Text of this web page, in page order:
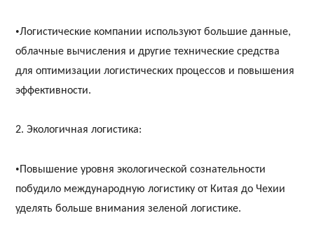
•Логистические компании используют большие данные,
облачные вычисления и другие технические средства
для оптимизации логистических процессов и повышения
эффективности.
2. Экологичная логистика:
• Повышение уровня экологической сознательности
побудило международную логистику от Китая до Чехии
уделять больше внимания зеленой логистике.